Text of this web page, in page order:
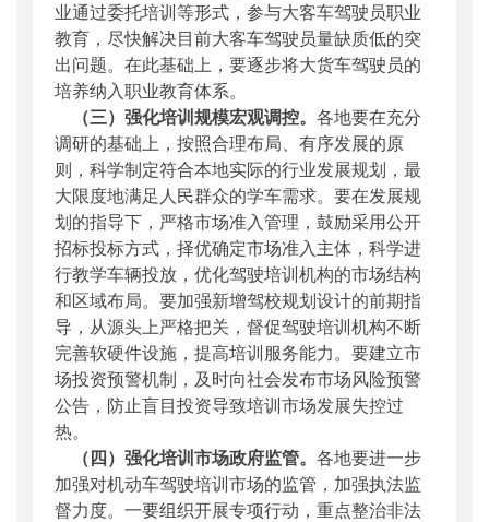
业通过委托培训等形式，参与大客车驾驶员职业
教育，尽快解决目前大客车驾驶员量缺质低的突
出问题。在此基础上，要逐步将大货车驾驶员的
培养纳入职业教育体系。
（三）强化培训规模宏观调控。 各地要在充分
调研的基础上，按照合理布局、有序发展的原
则，科学制定符合本地实际的行业发展规划，最
大限度地满足人民群众的学车需求。要在发展规
划的指导下，严格市场准入管理，鼓励采用公开
招标投标方式，择优确定市场准入主体，科学进
行教学车辆投放，优化驾驶培训机构的市场结构
和区域布局。要加强新增驾校规划设计的前期指
导，从源头上严格把关，督促驾驶培训机构不断
完善软硬件设施，提高培训服务能力。要建立市
场投资预警机制，及时向社会发布市场风险预警
公告，防止盲目投资导致培训市场发展失控过
热。
（四）强化培训市场政府监管。 各地要进一步
加强对机动车驾驶培训市场的监管，加强执法监
督力度。一要组织开展专项行动，重点整治非法